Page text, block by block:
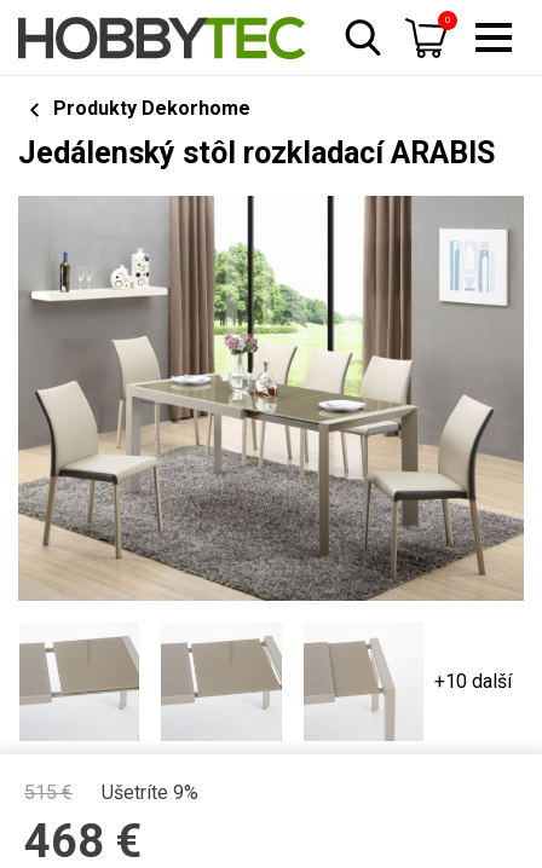
0
Produkty Dekorhome
Jedálenský stôl rozkladací ARABIS
+10 další
515€ Ušetríte 9%
468 €